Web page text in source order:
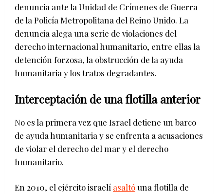
denuncia ante la Unidad de Crímenes de Guerra
de la Policía Metropolitana del Reino Unido. La
denuncia alega una serie de violaciones del
derecho internacional humanitario, entre ellas la
detención forzosa, la obstrucción de la ayuda
humanitaria y los tratos degradantes.
Interceptación de una flotilla anterior
No es la primera vez que Israel detiene un barco
de ayuda humanitaria y se enfrenta a acusaciones
de violar el derecho del mar y el derecho
humanitario.
En 2010, el ejército israelí asaltóuna flotilla de